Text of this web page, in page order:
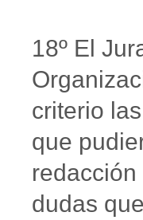
18º El
criterio
que
dudas